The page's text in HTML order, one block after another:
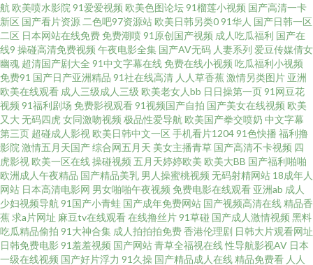
频 日韩91 麦片影视网 孚力影院不卡网视频 白丝jk后入 91九色海角 天美91 欧
美日韩黄 国产探花操逼三级片的网站 国产原创自拍av www色情 91黑丝白丝
喷水 91看片婬黄大片软件 91黄色色情软件 五月天色色 内射黑人熟妇 国产日
韩欧美成人 成人性交免费视屏 91入口在线观看视频 91人人操人人干 91超碰
人人摸 深夜视频 美女脱光在线免费观看黄 男人的天堂黄色 国内视频一区在
线观看 国产人妻久久精品 avtt2018天堂网 成年人抖阴 91丝袜在线 在线观看
免费日韩色视频 午夜男人一级视频 欧洲天天影院 九九久久精国产品香蕉综合
国产亚洲免费日本欧美久久 磁力链接搜搜 91网站免费在线观看 91蜜桃视频
航 欧美喷水影院 91爱爱视频 欧美色图论坛91榴莲小视频 国产高清一卡
新区 国产看片资源 二色吧97资源站 欧美日韩另类091华人 国产日韩一区
二区 日本网站在线免费 免费潮喷91原创国产视频 成人吃瓜福利 国产在
线9 操碰高清免费视频 午夜电影全集 国产AV无码 人妻系列 爱豆传媒倩女
幽魂 超清国产剧大全 91中文字幕在线 免费在线小视频 吃瓜福利小视频
免费91 国产日产亚洲精品 91社在线高清 人人草香蕉 激情另类图片 亚洲
欧美在线观看 成人三级成人三级 欧美老女人bb 日日操第一页91网豆花
视频 91福利剧场 免费影视观看91视频国产自拍 国产美女在线视频 欧美
又大 无码四虎 女同激吻视频 极品性爱导航 欧美国产拳交喷奶 中文字幕
第三页 超碰成人影视 欧美日韩中文一区 手机看片120491色快播 福利撸
影院 激情五月天国产综合网五月天 美女主播青草 国产高清不卡视频 四
虎影视 欧美一区在线操碰视频 五月天婷婷欧美 欧美大BB 国产福利啪啪
欧洲成人午夜精品 国产精品美乳 男人操蜜桃视频 无码射精网站 18成年人
网站 日本高清电影网 男女啪啪午夜视频 免费电影在线观看 亚洲ab 成人
少妇视频导航 91国产小青蛙 国产成年免费网站 国产视频高清在线精品香
蕉 求a片网址 麻豆tv在线观看在线撸丝片91草碰 国产成人激情视频 黑料
吃瓜精品偷拍 91大神合集 成人拍拍拍免费香港伦理剧 日韩大片观看网址
日韩免费电影 91羞羞视频 国产网站青草全福视在线性导航影视AV 日本
一级在线视频 国产好片浮力 91久操 国产精品成人在线精品免费看 人人